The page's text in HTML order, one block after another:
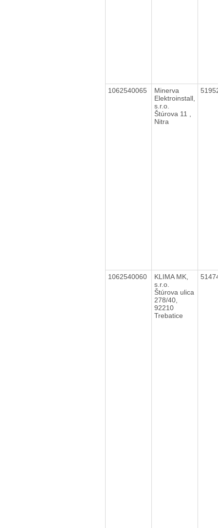
1062540065
Minerva
Elektroinstall,
s.r.o.
Štúrova 11 ,
Nitra
1062540060
KLIMA MK,
s.r.o.
Štúrova ulica
278/40,
92210
Trebatice